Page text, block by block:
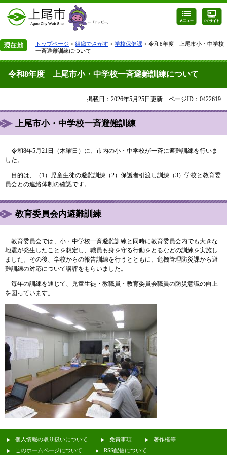
トップページ > 組織でさがす > 学校保健課 > 令和8年度 上尾市小・中学校
一斉避難訓練について
令和8年度 上尾市小・中学校一斉避難訓練について
掲載日：2026年5月25日更新 ページID：0422619
上尾市小・中学校一斉避難訓練
令和8年5月21日（木曜日）に、市内の小・中学校が一斉に避難訓練を行いま
した。
目的は、（1）児童生徒の避難訓練（2）保護者引渡し訓練（3）学校と教育委
員会との連絡体制の確認です。
教育委員会内避難訓練
教育委員会では、小・中学校一斉避難訓練と同時に教育委員会内でも大きな
地震が発生したことを想定し、職員も身を守る行動をとるなどの訓練を実施し
ました。その後、学校からの報告訓練を行うとともに、危機管理防災課から避
難訓練の対応について講評をもらいました。
毎年の訓練を通じて、児童生徒・教職員・教育委員会職員の防災意識の向上
を図っています。
個人情報の取り扱いについて 免責事項
著作権等
このホームページについて
RSS配信について